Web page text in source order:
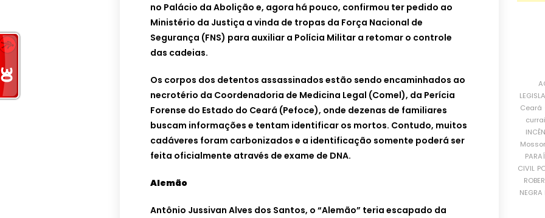
no Palácio da Abolição e, agora há pouco, confirmou ter pedido ao
Ministério da Justiça a vinda de tropas da Força Nacional de
Segurança (FNS) para auxiliar a Polícia Militar a retomar o controle
das cadeias.
Os corpos dos detentos assassinados estão sendo encaminhados ao
necrotério da Coordenadoria de Medicina Legal (Comel), da Perícia
Forense do Estado do Ceará (Pefoce), onde dezenas de familiares
buscam informações e tentam identificar os mortos. Contudo, muitos
cadáveres foram carbonizados e a identificação somente poderá ser
feita oficialmente através de exame de DNA.
Alemão
Antônio Jussivan Alves dos Santos, o “Alemão” teria escapado da
Ceará
CIVIL
NEGRA